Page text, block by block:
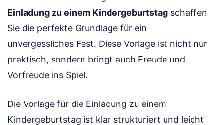
Einladung zu einem Kindergeburtstag schaffen
Sie die perfekte Grundlage für ein
unvergessliches Fest. Diese Vorlage ist nicht nur
praktisch, sondern bringt auch Freude und
Vorfreude ins Spiel.
Die Vorlage für die Einladung zu einem
Kindergeburtstag ist klar strukturiert und leicht